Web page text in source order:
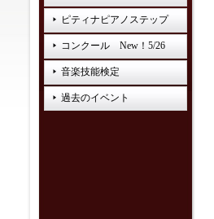
ピティナピアノステップ
コンクール New！5/26
音楽技能検定
過去のイベント